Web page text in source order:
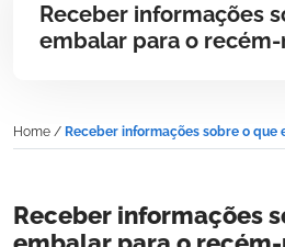
Receber informações
embalar para o
Home / Receber informações sobre o
Receber informações